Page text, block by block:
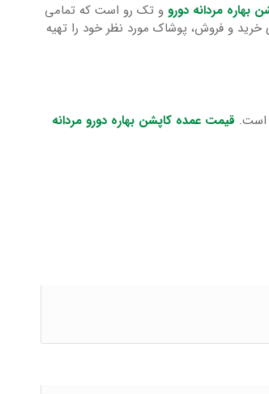
بهاره مردانه دورو و تک رو است که تمامی
و فروش، پوشاک مورد نظر خود را تهیه
است. قیمت عمده کاپشن بهاره دورو مردانه